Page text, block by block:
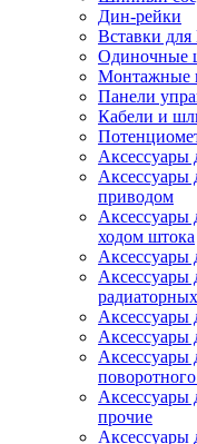
Дин-рейки
Вставки
Одиночные
Монтажные
Панели
Кабели и
Аксессуары
Аксессуары
приводом
Аксессуары
ходом штока
Аксессуары
Аксессуары
Аксессуары
Аксессуары
Аксессуары
Аксессуары
прочие
Аксессуары